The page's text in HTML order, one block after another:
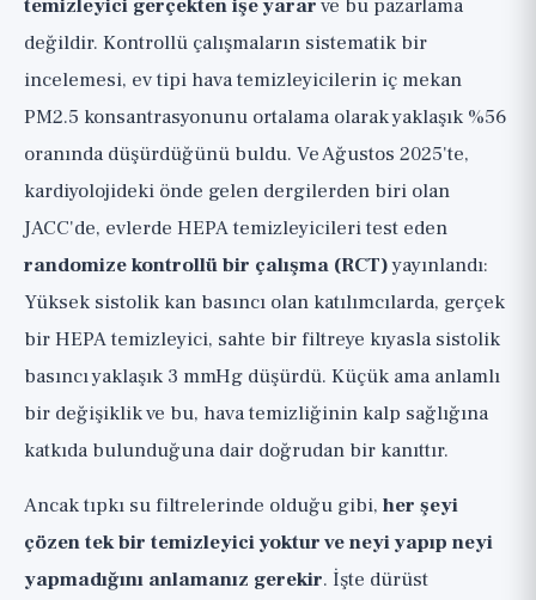
temizleyici gerçekten işe yararve bu pazarlama
değildir. Kontrollü çalışmaların sistematik bir
incelemesi, ev tipi hava temizleyicilerin iç mekan
PM2.5 konsantrasyonunu ortalama olarak yaklaşık %56
oranında düşürdüğünü buldu. Ve Ağustos 2025'te,
kardiyolojideki önde gelen dergilerden biri olan
JACC'de, evlerde HEPA temizleyicileri test eden
randomize kontrollü bir çalışma (RCT)yayınlandı:
Yüksek sistolik kan basıncı olan katılımcılarda, gerçek
bir HEPA temizleyici, sahte bir filtreye kıyasla sistolik
basıncı yaklaşık 3 mmHg düşürdü. Küçük ama anlamlı
bir değişiklik ve bu, hava temizliğinin kalp sağlığına
katkıda bulunduğuna dair doğrudan bir kanıttır.
Ancak tıpkı su filtrelerinde olduğu gibi, her şeyi
çözen tek bir temizleyici yoktur ve neyi yapıp neyi
yapmadığını anlamanız gerekir. İşte dürüst